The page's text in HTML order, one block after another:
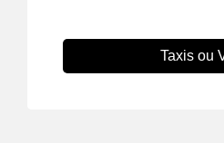
Taxis ou